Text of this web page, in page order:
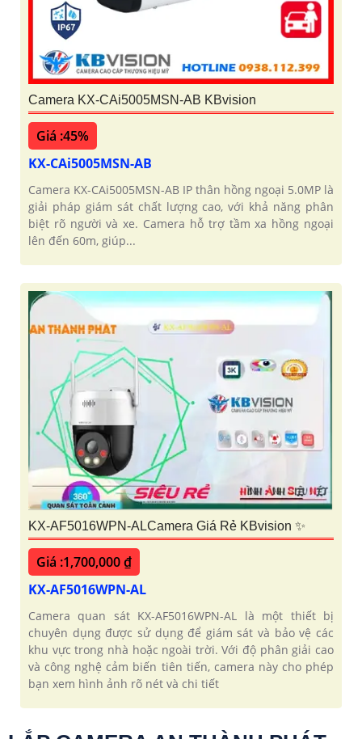
Camera KX-CAi5005MSN-AB KBvision
Giá :45%
KX-CAi5005MSN-AB
Camera KX-CAi5005MSN-AB IP thân hồng ngoại 5.0MP là
giải pháp giám sát chất lượng cao, với khả năng phân
biệt rõ người và xe. Camera hỗ trợ tầm xa hồng ngoại
lên đến 60m, giúp...
KX-AF5016WPN-ALCamera Giá Rẻ KBvision ✨
Giá :1,700,000 ₫
KX-AF5016WPN-AL
Camera quan sát KX-AF5016WPN-AL là một thiết bị
chuyên dụng được sử dụng để giám sát và bảo vệ các
khu vực trong nhà hoặc ngoài trời. Với độ phân giải cao
và công nghệ cảm biến tiên tiến, camera này cho phép
bạn xem hình ảnh rõ nét và chi tiết